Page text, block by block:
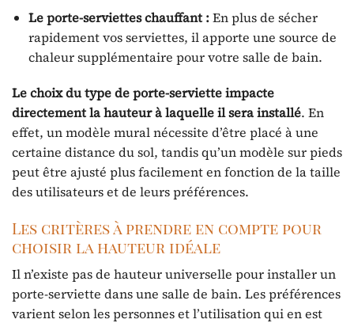
Le porte-serviettes chauffant :En plus de sécher
rapidement vos serviettes, il apporte une source de
chaleur supplémentaire pour votre salle de bain.
Le choix du type de porte-serviette impacte
directement la hauteur à laquelle il sera installé. En
effet, un modèle mural nécessite d’être placé à une
certaine distance du sol, tandis qu’un modèle sur pieds
peut être ajusté plus facilement en fonction de la taille
des utilisateurs et de leurs préférences.
Les critères à prendre en compte pour
choisir la hauteur idéale
Il n’existe pas de hauteur universelle pour installer un
porte-serviette dans une salle de bain. Les préférences
varient selon les personnes et l’utilisation qui en est